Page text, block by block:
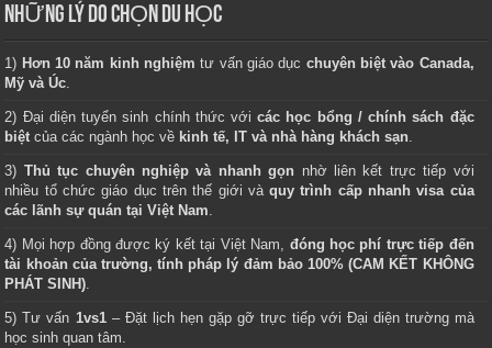
NHỮNG LÝ DO CHỌN DU HỌC
1) Hơn 10 năm kinh nghiệm tư vấn giáo dục chuyên biệt vào Canada,
Mỹ và Úc.
2) Đại diện tuyển sinh chính thức vớicác học bổng / chính sách đặc
biệt của các ngành học về kinh tế, IT và nhà hàng khách sạn.
3) Thủ tục chuyên nghiệp và nhanh gọn nhờ liên kết trực tiếp với
nhiều tổ chức giáo dục trên thế giới vàquy trình cấp nhanh visa của
các lãnh sự quán tại Việt Nam.
4) Mọi hợp đồng được ký kết tại Việt Nam, đóng học phí trực tiếp đến
tài khoản của trường, tính pháp lý đảm bảo 100% (CAM KẾT KHÔNG
PHÁT SINH).
5) Tư vấn 1vs1– Đặt lịch hẹn gặp gỡ trực tiếp với Đại diện trường mà
học sinh quan tâm.